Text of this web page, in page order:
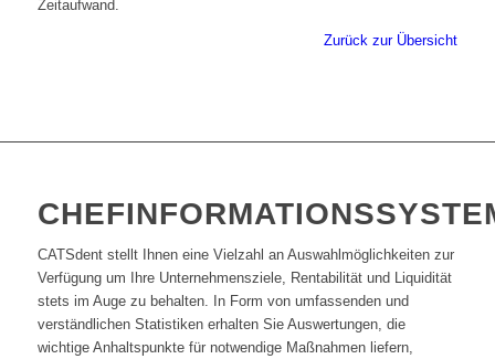
Zeitaufwand.
Zurück zur Übersicht
CATSdent stellt Ihnen eine Vielzahl an Auswahlmöglichkeiten zur
Verfügung um Ihre Unternehmensziele, Rentabilität und Liquidität
stets im Auge zu behalten. In Form von umfassenden und
verständlichen Statistiken erhalten Sie Auswertungen, die
wichtige Anhaltspunkte für notwendige Maßnahmen liefern,